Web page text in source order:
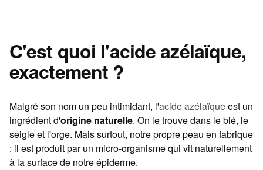
C'est quoi l'acide azélaïque,
exactement ?
Malgré son nom un peu intimidant, l'acide azélaïqueest un
ingrédient d'origine naturelle. On le trouve dans le blé, le
seigle et l'orge. Mais surtout, notre propre peau en fabrique
: il est produit par un micro-organisme qui vit naturellement
à la surface de notre épiderme.